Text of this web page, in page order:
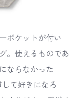
ポケットが付い
。使えるものであ
ならなかった
て好きになろ